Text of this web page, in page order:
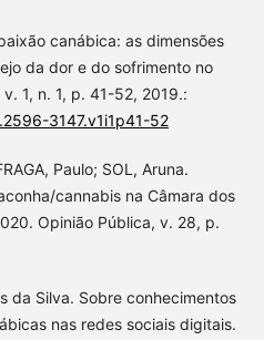
canábica: as dimensões
da dor e do sofrimento no
1, n. 1, p. 41-52, 2019.:
3147.v1i1p41-52
Paulo; SOL, Aruna.
cannabis na Câmara dos
Opinião Pública, v. 28, p.
da Silva. Sobre conhecimentos
nas redes sociais digitais.